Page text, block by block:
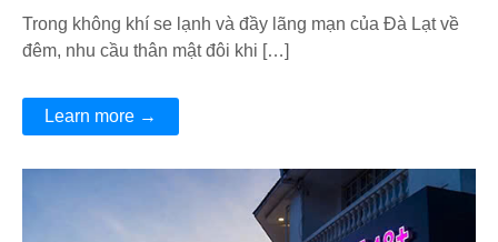
Trong không khí se lạnh và đầy lãng mạn của Đà Lạt về
đêm, nhu cầu thân mật đôi khi […]
Learn more →